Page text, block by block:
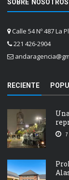
SOBRE NOSOTROS
Calle 54 Nº 487 La
221 426-2904
RECIENTE